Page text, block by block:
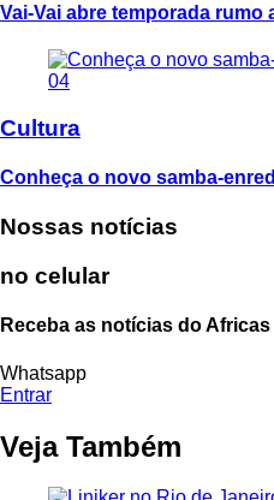
Vai-Vai abre temporada
04
Cultura
Conheça o novo samba-
Nossas notícias
no celular
Receba as notícias do
Whatsapp
Entrar
Veja Também